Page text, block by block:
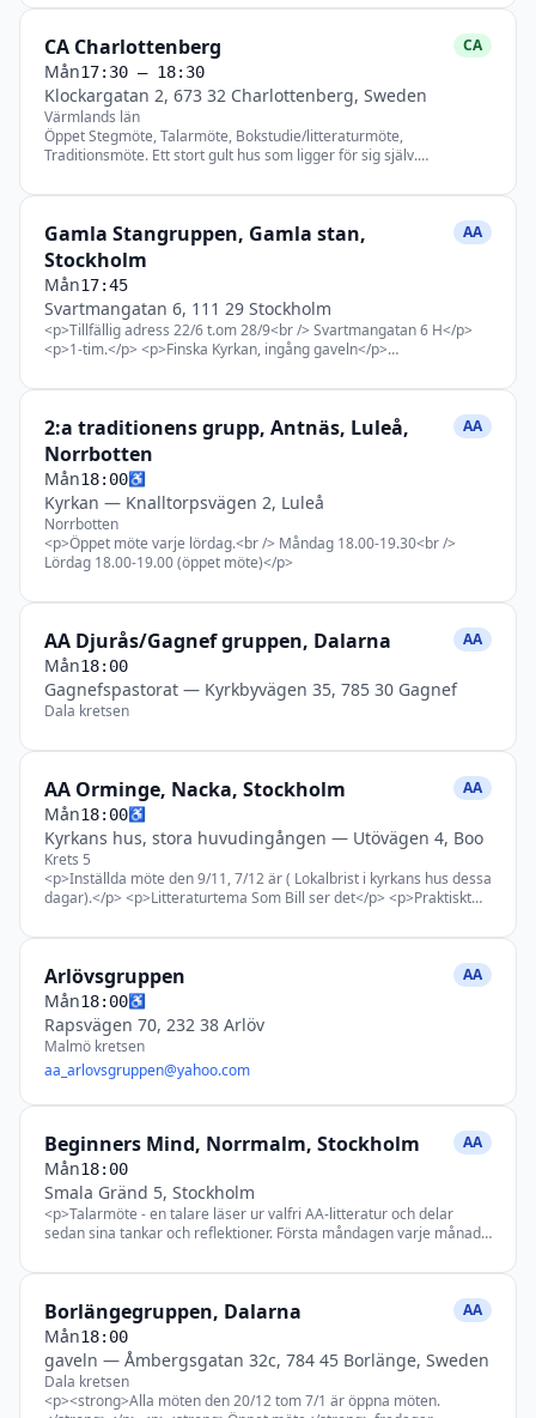
16px);">möte</span></p>
CA Charlottenberg CA
Mån17:30 – 18:30
Klockargatan 2, 673 32 Charlottenberg, Sweden
Värmlands län
Öppet Stegmöte, Talarmöte, Bokstudie/litteraturmöte,
Traditionsmöte. Ett stort gult hus som ligger för sig själv.
Gamla Stangruppen, Gamla stan,
Stockholm
AA
Mån17:45
Svartmangatan 6, 111 29 Stockholm
<p>Tillfällig adress 22/6 t.om 28/9<br /> Svartmangatan 6 H</p>
<p>1-tim.</p> <p>Finska Kyrkan, ingång gaveln</p>
gäller efter den 28/9</p>
2:a traditionens grupp, Antnäs, Luleå,
Norrbotten
AA
Mån18:00♿
Kyrkan — Knalltorpsvägen 2, Luleå
Norrbotten
<p>Öppet möte varje lördag.<br /> Måndag 18.00-19.30<br />
Lördag 18.00-19.00 (öppet möte)</p>
AA Djurås/Gagnef gruppen, Dalarna AA
Mån18:00
Gagnefspastorat — Kyrkbyvägen 35, 785 30 Gagnef
Dala kretsen
AA Orminge, Nacka, Stockholm AA
Mån18:00♿
Kyrkans hus, stora huvudingången — Utövägen 4, Boo
Krets 5
<p>Inställda möte den 9/11, 7/12 är ( Lokalbrist i kyrkans hus dessa
dagar).</p> <p>Litteraturtema Som Bill ser det</p> <p>Praktiskt
måndagen i kvartalet<br /> Öppet möte 3:e måndagen i
Arlövsgruppen AA
Mån18:00♿
Rapsvägen 70, 232 38 Arlöv
Malmö kretsen
aa_arlovsgruppen@yahoo.com
Beginners Mind, Norrmalm, Stockholm AA
Mån18:00
Smala Gränd 5, Stockholm
<p>Talarmöte - en talare läser ur valfri AA-litteratur och delar
sedan sina tankar och reflektioner. Första måndagen varje månad
</p> <p>Kaffe från 17.30 - Välkommen!</p>
Borlängegruppen, Dalarna AA
Mån18:00
gaveln — Åmbergsgatan 32c, 784 45 Borlänge, Sweden
Dala kretsen
<p><strong>Alla möten den 20/12 tom 7/1 är öppna möten.